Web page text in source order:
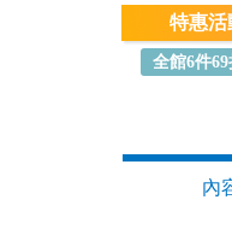
特惠活
全館6件69
內